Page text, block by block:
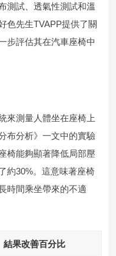
測試、透氣性測試和溫
色先生TVAPP提供了關
步評估其在汽車座椅中
來測量人體坐在座椅上
布分析》一文中的實驗
椅能夠顯著降低局部壓
約30%。這意味著座椅
時間乘坐帶來的不適
結果改善百分比